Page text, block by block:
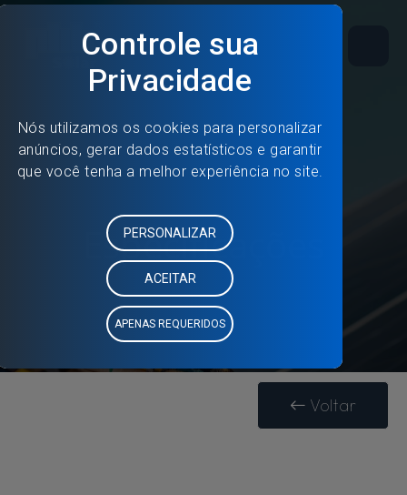
Especificações
Voltar